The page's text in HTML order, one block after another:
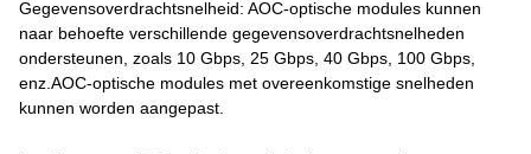
Gegevensoverdrachtsnelheid: AOC-optische modules kunnen
naar behoefte verschillende gegevensoverdrachtsnelheden
ondersteunen, zoals 10 Gbps, 25 Gbps, 40 Gbps, 100 Gbps,
enz.AOC-optische modules met overeenkomstige snelheden
kunnen worden aangepast.